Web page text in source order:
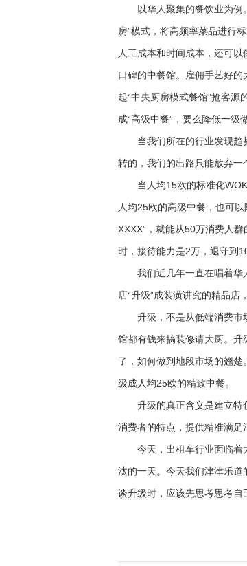
以华人聚集的餐饮业为例。
房”模式，将高频率菜品进行
人工成本和时间成本，还可
口碑的中餐馆。雇佣手艺好
起“中央厨房模式餐馆”抢客源
成“高级中餐”，要么降低一级
当我们所在的行业发现趋势
转的，我们的出路只能放弃一
当人均15欧的标准化WOK
人均25欧的高级中餐，也可
XXXX”，就能从50万消费人
时，接待能力是2万，退守到
我们近几年一直在唱着华人
店“升级”成装潢讲究的精品店
升级，不是从低端消费市场
馆都有钱来搞装修请大厨。
了，如何做到地段市场的翘
级成人均25欧的精致中餐。
升级的真正含义是建立特色
消费者的特点，提供精准满足
今天，出租车行业面临着大
汰的一天。今天我们津津乐
谈升级时，应该先思考思考自